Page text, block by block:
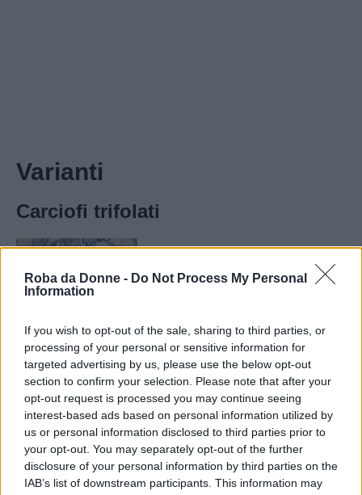
Roba da Donne - Do Not Process My Personal
Information
If you wish to opt-out of the sale, sharing to third parties, or
processing of your personal or sensitive information for
targeted advertising by us, please use the below opt-out
section to confirm your selection. Please note that after your
opt-out request is processed you may continue seeing
interest-based ads based on personal information utilized by
us or personal information disclosed to third parties prior to
your opt-out. You may separately opt-out of the further
disclosure of your personal information by third parties on the
IAB’s list of downstream participants. This information may
Varianti
Carciofi trifolati
I carciofi trifolati rappresentano una
variante classica, appetitosa e assolutamente
semplice nella preparazione. Si prestano ad
essere un gustoso accompagnamento di piatti di
carne o di pesce, oppure, per i vegetariani, può